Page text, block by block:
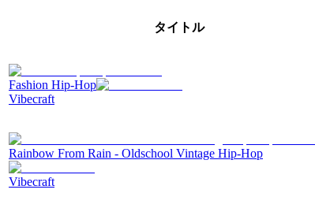
タイトル
Fashion Hip-Hop
Vibecraft
Rainbow From Rain - Oldschool Vintage Hip-Hop
Vibecraft